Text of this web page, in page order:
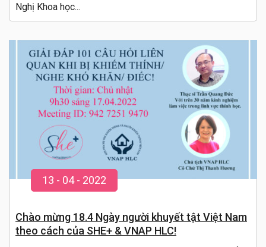
Nghị Khoa học...
13 - 04- 2022
Chào mừng 18.4 Ngày người khuyết tật Việt Nam
theo cách của SHE+ & VNAP HLC!